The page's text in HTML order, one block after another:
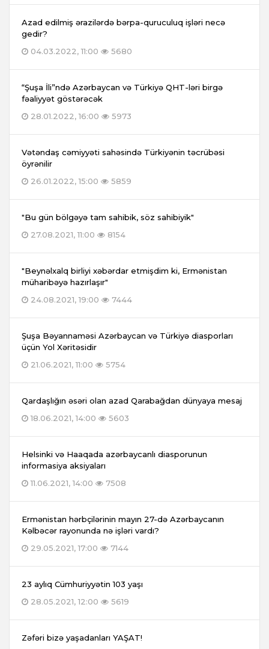
Azad edilmiş ərazilərdə bərpa-quruculuq işləri necə
gedir?
04.03.2022, 11:00
5680
“Şuşa İli”ndə Azərbaycan və Türkiyə QHT-ləri birgə
fəaliyyət göstərəcək
28.01.2022, 16:00
5973
Vətəndaş cəmiyyəti sahəsində Türkiyənin təcrübəsi
öyrənilir
26.01.2022, 15:00
5859
"Bu gün bölgəyə tam sahibik, söz sahibiyik"
27.08.2021, 11:00
8154
"Beynəlxalq birliyi xəbərdar etmişdim ki, Ermənistan
müharibəyə hazırlaşır"
24.08.2021, 19:00
7444
Şuşa Bəyannaməsi Azərbaycan və Türkiyə diasporları
üçün Yol Xəritəsidir
21.06.2021, 11:00
5754
Qardaşlığın əsəri olan azad Qarabağdan dünyaya mesaj
18.06.2021, 14:00
5603
Helsinki və Haaqada azərbaycanlı diasporunun
informasiya aksiyaları
11.06.2021, 14:00
7508
Ermənistan hərbçilərinin mayın 27-də Azərbaycanın
Kəlbəcər rayonunda nə işləri vardı?
29.05.2021, 17:00
7144
23 aylıq Cümhuriyyətin 103 yaşı
28.05.2021, 12:00
5619
Zəfəri bizə yaşadanları YAŞAT!